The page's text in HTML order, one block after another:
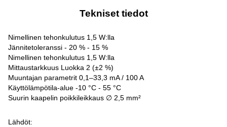
Tekniset tiedot
Nimellinen tehonkulutus 1,5 W:lla
Jännitetoleranssi - 20 % - 15 %
Nimellinen tehonkulutus 1,5 W:lla
Mittaustarkkuus Luokka 2 (±2 %)
Muuntajan parametrit 0,1–33,3 mA / 100 A
Käyttölämpötila-alue -10 °C - 55 °C
Suurin kaapelin poikkileikkaus ∅ 2,5 mm²
Lähdöt: